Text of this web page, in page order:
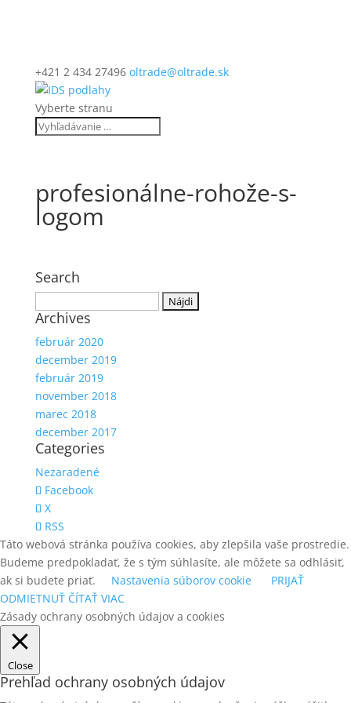
+421 2 434 27496 oltrade@oltrade.sk
Vyberte stranu
profesionálne-rohože-s-
logom
Search
Archives
február 2020
december 2019
február 2019
november 2018
marec 2018
december 2017
Categories
Nezaradené
Facebook
X
RSS
Táto webová stránka používa cookies, aby zlepšila vaše prostredie.
Budeme predpokladať, že s tým súhlasíte, ale môžete sa odhlásiť,
ak si budete priať.
Nastavenia súborov cookie
PRIJAŤ
ODMIETNUŤ ČÍTAŤ VIAC
Zásady ochrany osobných údajov a cookies
Close
Prehľad ochrany osobných údajov